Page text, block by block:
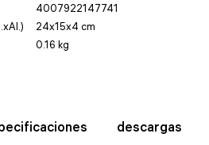
4007922147741
24x15x4 cm
0.16 kg
descargas